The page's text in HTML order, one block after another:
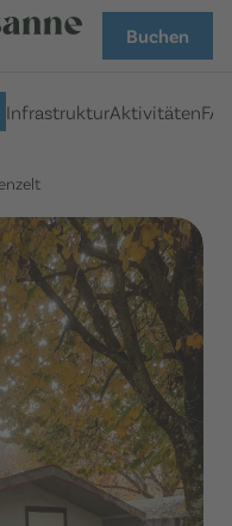
Buchen
InfrastrukturAktivitäten